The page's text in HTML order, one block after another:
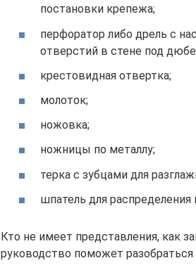
постановки крепежа;
перфоратор либо дрель с
отверстий в стене под
крестовидная отвертка;
молоток;
ножовка;
ножницы по металлу;
терка с зубцами для
шпатель для
Кто не имеет представления, как
руководство поможет